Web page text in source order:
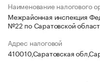
Наименование налогового
Межрайонная инспекция
№22 по Саратовской
Адрес налоговой
410010,Саратовская